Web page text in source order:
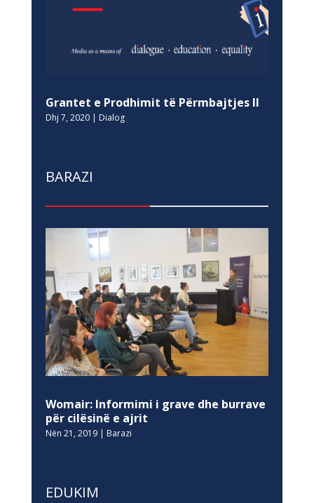
Grantet e Prodhimit të Përmbajtjes II
Dhj 7, 2020| Dialog
BARAZI
Womair: Informimi i grave dhe burrave
për cilësinë e ajrit
Nën 21, 2019| Barazi
EDUKIM